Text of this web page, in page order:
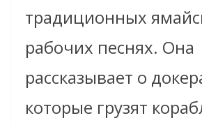
традиционных
рабочих песнях. Она
рассказывает о
которые грузят